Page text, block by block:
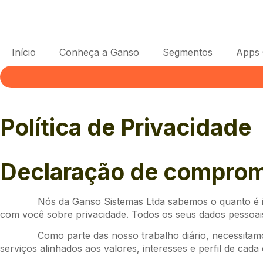
Início Conheça a Ganso Segmentos Apps
Política de Privacidade
Declaração de
Nós da Ganso Sistemas Ltda sabemos o quanto
com você sobre privacidade. Todos os seus dados
Como parte das nosso trabalho diário,
serviços alinhados aos valores, interesses e perfil de cada